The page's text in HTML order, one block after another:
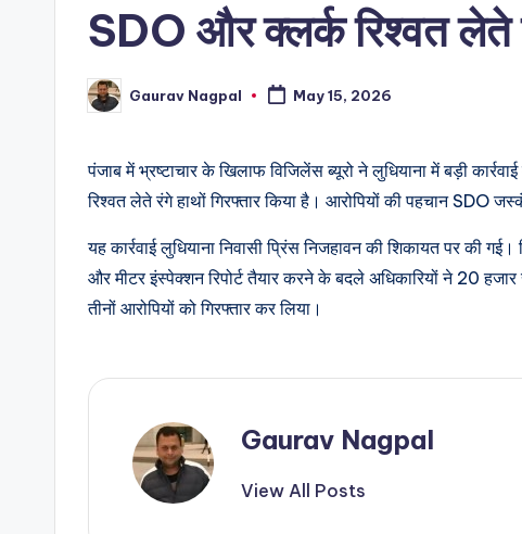
SDO और क्लर्क रिश्वत लेते
Posted
by
Gaurav Nagpal May 15, 2026
पंजाब में भ्रष्टाचार के खिलाफ विजिलेंस ब्यूरो ने लुधियाना में बड़ी
रिश्वत लेते रंगे हाथों गिरफ्तार किया है। आरोपियों की पहचान SDO
यह कार्रवाई लुधियाना निवासी प्रिंस निजहावन की शिकायत पर की
और मीटर इंस्पेक्शन रिपोर्ट तैयार करने के बदले अधिकारियों ने 20
तीनों आरोपियों को गिरफ्तार कर लिया।
Gaurav Nagpal
View All Posts